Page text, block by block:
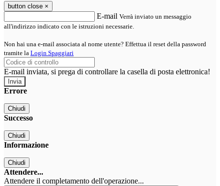
button close ×
E-mail Verrà inviato un messaggio
all'indirizzo indicato con le istruzioni necessarie.
Non hai una e-mail associata al nome utente? Effettua il reset della password
tramite la Login Spaggiari
E-mail inviata, si prega di controllare la casella di posta elettronica!
Errore
Chiudi
Successo
Chiudi
Informazione
Chiudi
Attendere...
Attendere il completamento dell'operazione...